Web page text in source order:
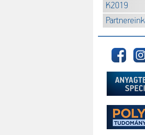
K2019
Partnereink